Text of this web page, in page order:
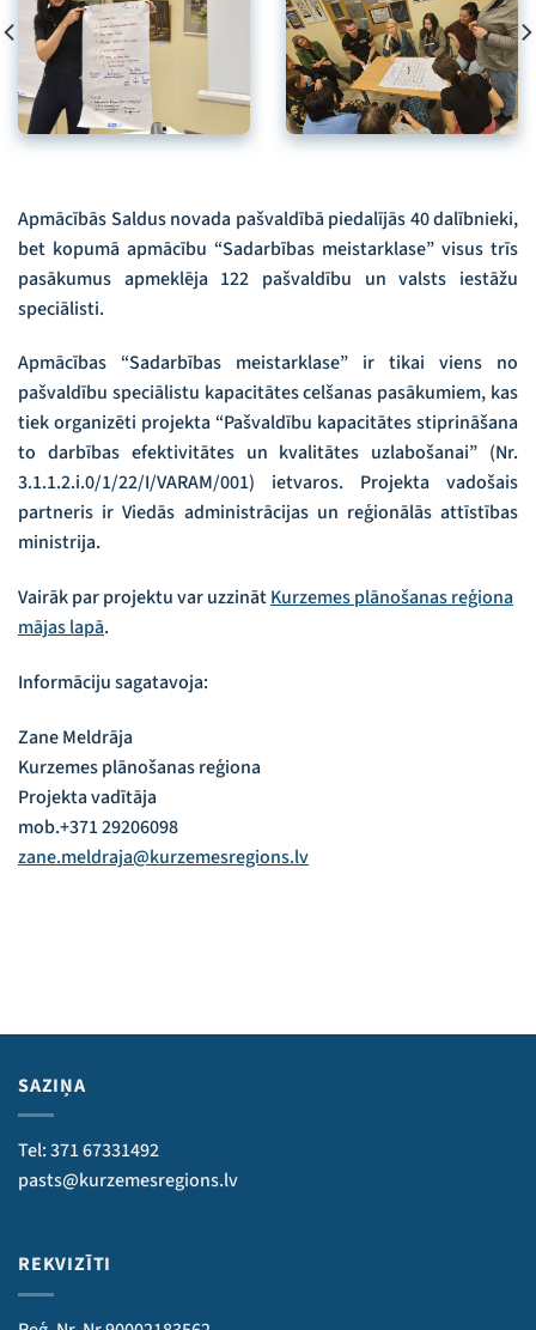
Apmācībās Saldus novada pašvaldībā piedalījās 40 dalībnieki,
bet kopumā apmācību “Sadarbības meistarklase” visus trīs
pasākumus apmeklēja 122 pašvaldību un valsts iestāžu
speciālisti.
Apmācības “Sadarbības meistarklase” ir tikai viens no
pašvaldību speciālistu kapacitātes celšanas pasākumiem, kas
tiek organizēti projekta “Pašvaldību kapacitātes stiprināšana
to darbības efektivitātes un kvalitātes uzlabošanai” (Nr.
3.1.1.2.i.0/1/22/I/VARAM/001) ietvaros. Projekta vadošais
partneris ir Viedās administrācijas un reģionālās attīstības
ministrija.
Vairāk par projektu var uzzinātKurzemes plānošanas reģiona
mājas lapā.
Informāciju sagatavoja:
Zane Meldrāja
Kurzemes plānošanas reģiona
Projekta vadītāja
mob.+371 29206098
zane.meldraja@kurzemesregions.lv
SAZIŅA
Tel: 371 67331492
pasts@kurzemesregions.lv
REKVIZĪTI